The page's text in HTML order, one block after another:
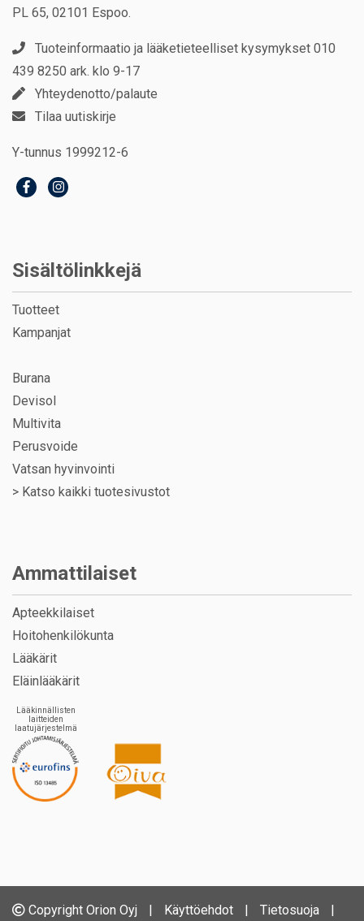
PL 65, 02101 Espoo.
Tuoteinformaatio ja lääketieteelliset kysymykset 010
439 8250 ark. klo 9-17
Yhteydenotto/palaute
Tilaa uutiskirje
Y-tunnus 1999212-6
Sisältölinkkejä
Tuotteet
Kampanjat
Burana
Devisol
Multivita
Perusvoide
Vatsan hyvinvointi
> Katso kaikki tuotesivustot
Ammattilaiset
Apteekkilaiset
Hoitohenkilökunta
Lääkärit
Eläinlääkärit
Lääkinnällisten
laitteiden
laatujärjestelmä
Copyright Orion Oyj Käyttöehdot Tietosuoja